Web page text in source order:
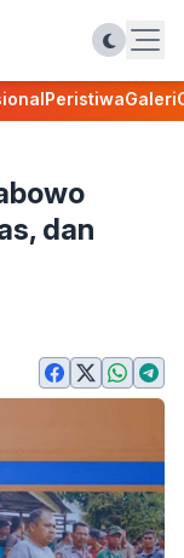
PeristiwaGaleri
dan